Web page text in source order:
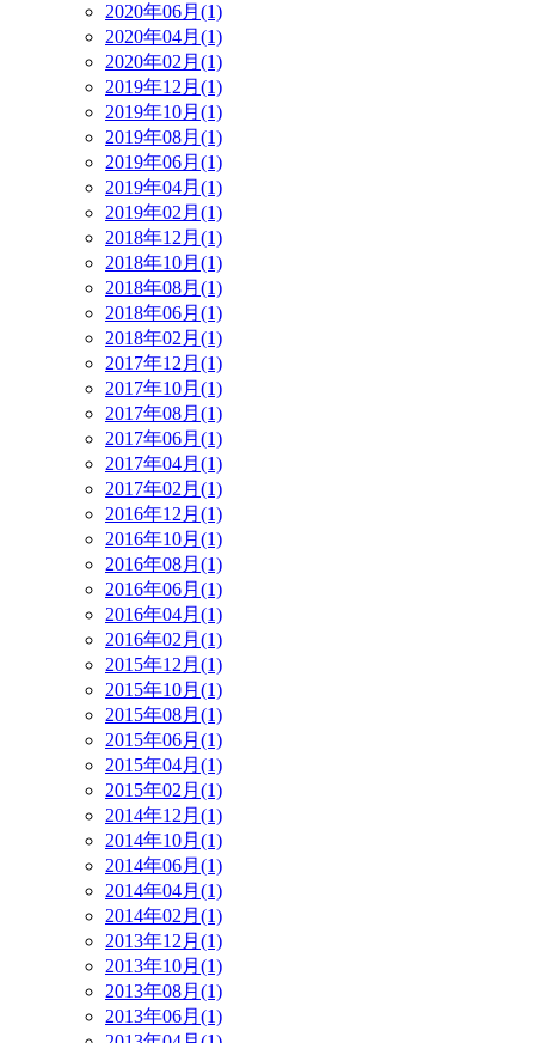
2020年06月(1)
2020年04月(1)
2020年02月(1)
2019年12月(1)
2019年10月(1)
2019年08月(1)
2019年06月(1)
2019年04月(1)
2019年02月(1)
2018年12月(1)
2018年10月(1)
2018年08月(1)
2018年06月(1)
2018年02月(1)
2017年12月(1)
2017年10月(1)
2017年08月(1)
2017年06月(1)
2017年04月(1)
2017年02月(1)
2016年12月(1)
2016年10月(1)
2016年08月(1)
2016年06月(1)
2016年04月(1)
2016年02月(1)
2015年12月(1)
2015年10月(1)
2015年08月(1)
2015年06月(1)
2015年04月(1)
2015年02月(1)
2014年12月(1)
2014年10月(1)
2014年06月(1)
2014年04月(1)
2014年02月(1)
2013年12月(1)
2013年10月(1)
2013年08月(1)
2013年06月(1)